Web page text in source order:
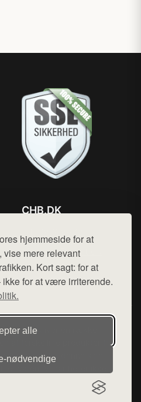
hjemmeside for at
mere relevant
Kort sagt: for at
for at være irriterende.
alle
CHB.DK
Mail: hej@want.dk
Cookie- og privatlivspolitik
der udgiver en række
af forskellige produkter fra
ikke varer fra denne side - vi
varen. Vi har heller ikke